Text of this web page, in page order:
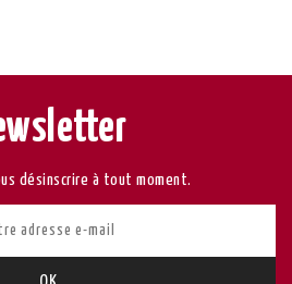
désinscrire à tout moment.